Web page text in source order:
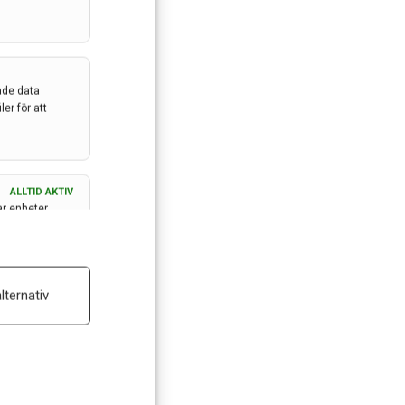
data
för att
ALLTID AKTIV
enheter
ALLTID AKTIV